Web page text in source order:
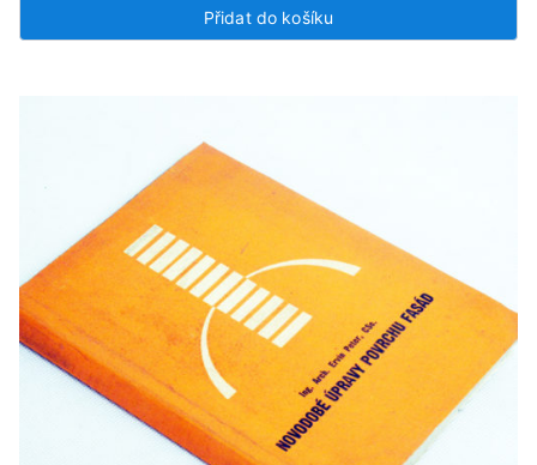
Přidat do košíku